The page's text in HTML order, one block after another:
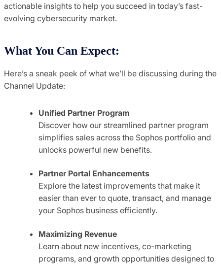
actionable insights to help you succeed in today’s fast-
evolving cybersecurity market.
What You Can Expect:
Here’s a sneak peek of what we’ll be discussing during the
Channel Update:
Unified Partner Program
Discover how our streamlined partner program
simplifies sales across the Sophos portfolio and
unlocks powerful new benefits.
Partner Portal Enhancements
Explore the latest improvements that make it
easier than ever to quote, transact, and manage
your Sophos business efficiently.
Maximizing Revenue
Learn about new incentives, co-marketing
programs, and growth opportunities designed to